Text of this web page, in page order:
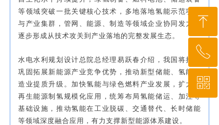
等领域突破一批关键核心技术，多地落地氢能示范项目
与产业集群，管网、能源、制造等领域企业协同发力，
逐步形成从技术攻关到产业落地的完整发展生态。
水电水利规划设计总院总经理易跃春介绍，我国将持续
巩固拓展新能源产业竞争优势，推动新型储能、氢能制
造业提质升级。加快氢能与绿色燃料产业发展，扩大可
再生能源制氢规模化应用，统筹布局氢能储运、加注等
基础设施，推动氢能在工业脱碳、交通替代、长时储能
等领域深度融合应用，有力支撑新型能源体系建设。
ꁸ
回到顶部
ꂅ
010-64919527
ꀥ
微信二维码